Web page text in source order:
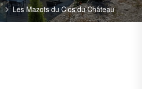
Les Mazots du Clos du Château